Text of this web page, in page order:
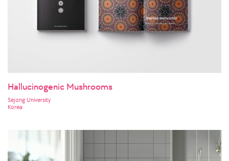
Hallucinogenic Mushrooms
Sejong University
Korea